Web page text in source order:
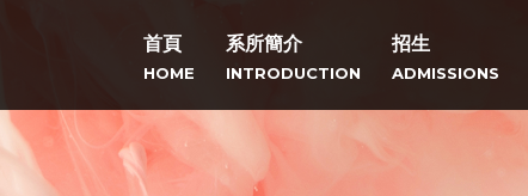
首頁
HOME
系所簡介
INTRODUCTION
招生
ADMISSIONS